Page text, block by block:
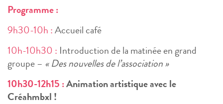
Programme :
9h30-10h : Accueil café
10h-10h30 : Introduction de la matinée en grand
groupe – « Des nouvelles de l’association »
10h30-12h15 : Animation artistique avec le
Créahmbxl !